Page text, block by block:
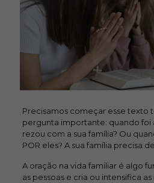
Precisamos começar esse texto
pergunta importante: quando foi
rezou com a sua família? Ou
POR eles? A sua família precisa
A oração na vida familiar é algo
as pessoas e cria ou intensifica